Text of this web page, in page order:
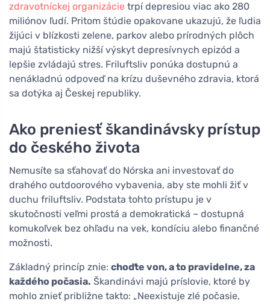
zdravotníckej organizácie trpí depresiou viac ako 280
miliónov ľudí. Pritom štúdie opakovane ukazujú, že ľudia
žijúci v blízkosti zelene, parkov alebo prírodných plôch
majú štatisticky nižší výskyt depresívnych epizód a
lepšie zvládajú stres. Friluftsliv ponúka dostupnú a
nenákladnú odpoveď na krízu duševného zdravia, ktorá
sa dotýka aj Českej republiky.
Ako preniesť škandinávsky prístup
do českého života
Nemusíte sa sťahovať do Nórska ani investovať do
drahého outdoorového vybavenia, aby ste mohli žiť v
duchu friluftsliv. Podstata tohto prístupu je v
skutočnosti veľmi prostá a demokratická – dostupná
komukoľvek bez ohľadu na vek, kondíciu alebo finančné
možnosti.
Základný princíp znie: choďte von, a to pravidelne, za
každého počasia. Škandinávi majú príslovie, ktoré by
mohlo znieť približne takto: „Neexistuje zlé počasie,